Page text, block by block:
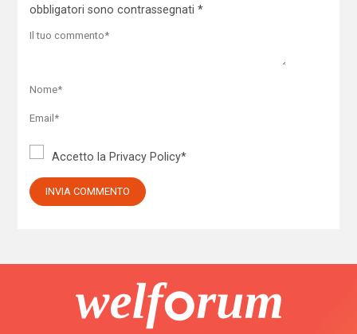
obbligatori sono contrassegnati *
Accetto la Privacy Policy*